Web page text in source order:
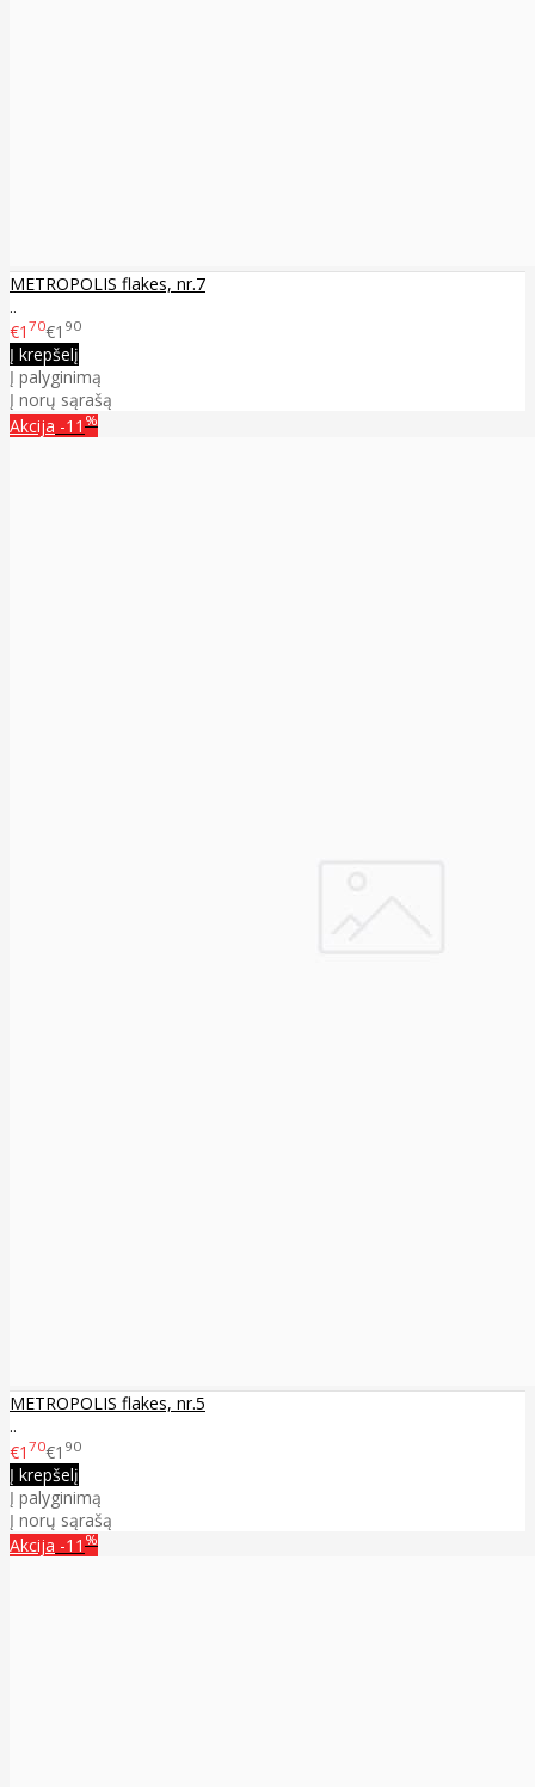
METROPOLIS flakes, nr.7
..
€1 70€1 90
Į krepšelį
Į palyginimą
Į norų sąrašą
Akcija -11 %
METROPOLIS flakes, nr.5
..
€1 70€1 90
Į krepšelį
Į palyginimą
Į norų sąrašą
Akcija -11 %